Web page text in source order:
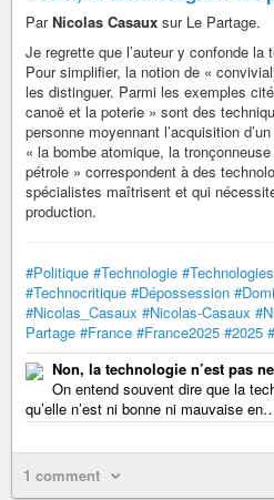
ParNicolas Casaux sur Le Partage.
Je regrette que l’auteur y confonde la
Pour simplifier, la notion de «
les distinguer. Parmi les exemples
canoë et la poterie » sont des
personne moyennant l’acquisition
« la bombe atomique, la
pétrole » correspondent à des
spécialistes maîtrisent et qui
production.
#Politique #Technologie #Technologies
#Technocritique #Dépossession
#Nicolas_Casaux #Nicolas-Casaux
Partage #France #France2025 #2025
Non, la technologie n’est pas
On entend sou­vent dire que la
qu’elle n’est ni bonne ni mau­vaise
1 comment